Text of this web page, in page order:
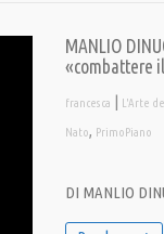
MANLIO
«combattere
francesca | L'Arte
Nato, PrimoPiano
DI MANLIO